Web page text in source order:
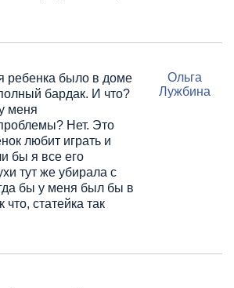
ребенка было в доме
бардак. И что?
меня
Нет. Это
любит играть и
бы я все его
тут же убирала с
бы у меня был бы в
что, статейка так
Ольга
Лужбина